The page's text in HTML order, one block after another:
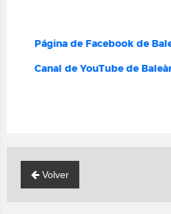
Página de Facebook de
Canal de YouTube de
Volver